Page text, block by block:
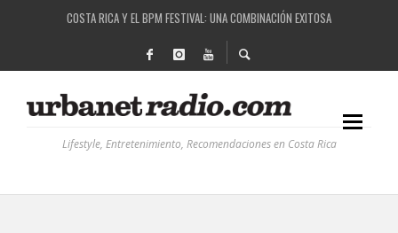
RUTAS NATURBANAS: EL PROYECTO QUE ESTÁ TRANSFORMANDO LA CALIDAD DE
LA HISTORIA DETRÁS DE LA MÚSICA ELECTRÓNICA: BBC RADIOPHONIC WORKSHOP
RECORDANDO LA EXPERIENCIA BPM: UN REVIEW DE LA PRIMERA EDICIÓN QUE TRAJO
Lifestyle, Entretenimiento, Recomendaciones en Costa Rica